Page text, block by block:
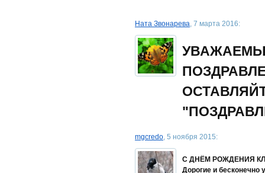
Ната Звонарева, 7 марта 2016:
mgcredo, 5 ноября 2015:
С ДНЁМ РОЖДЕНИЯ
Дорогие и